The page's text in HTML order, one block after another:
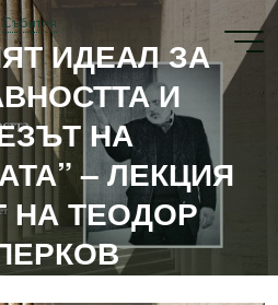
Събития
ИДЕАЛ ЗА
И
НА
– ЛЕКЦИЯ
НА ТЕОДОР